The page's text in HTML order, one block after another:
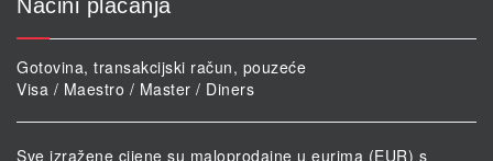
Načini plaćanja
Gotovina, transakcijski račun, pouzeće
Visa / Maestro / Master / Diners
Sve izražene cijene su maloprodajne u eurima (EUR) s